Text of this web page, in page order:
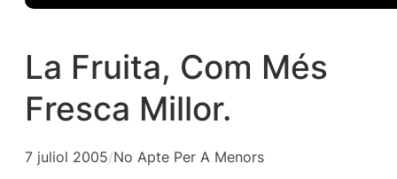
La Fruita, Com Més
Fresca Millor.
7 juliol 2005/No Apte Per A Menors